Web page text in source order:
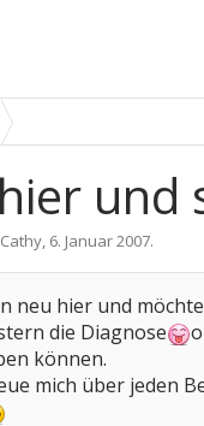
und
Cathy, 6. Januar 2007.
neu hier und
die Diagnose
können.
mich über jeden